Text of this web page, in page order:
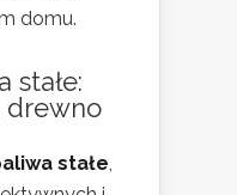
domu.
stałe:
drewno
stałe,